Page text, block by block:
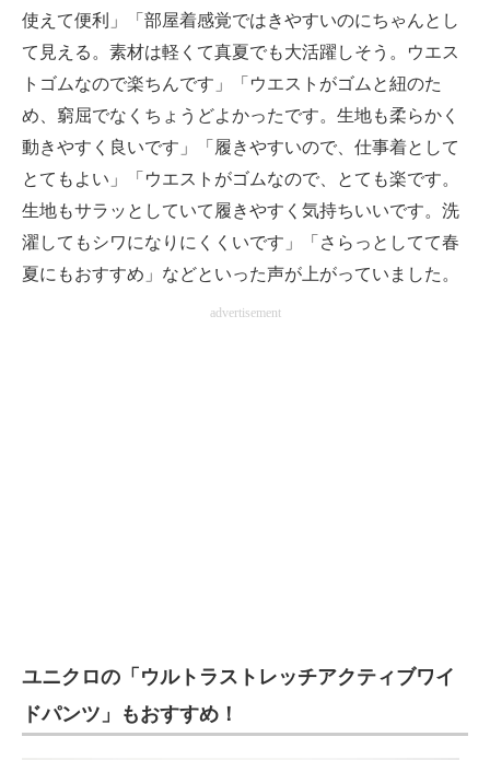
使えて便利」「部屋着感覚ではきやすいのにちゃんとし
て見える。素材は軽くて真夏でも大活躍しそう。ウエス
トゴムなので楽ちんです」「ウエストがゴムと紐のた
め、窮屈でなくちょうどよかったです。生地も柔らかく
動きやすく良いです」「履きやすいので、仕事着として
とてもよい」「ウエストがゴムなので、とても楽です。
生地もサラッとしていて履きやすく気持ちいいです。洗
濯してもシワになりにくくいです」「さらっとしてて春
夏にもおすすめ」などといった声が上がっていました。
advertisement
ユニクロの「ウルトラストレッチアクティブワイ
ドパンツ」もおすすめ！